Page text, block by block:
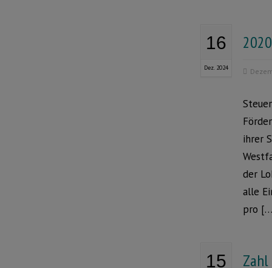
16
Dez. 2024
ihrer
der
alle
pro
15